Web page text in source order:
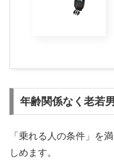
年齢関係なく老若
「乗れる人の条件」を
しめます。